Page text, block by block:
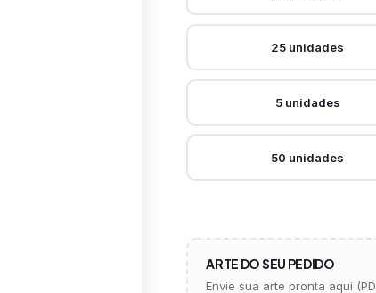
25 unidades
5 unidades
50 unidades
ARTE DO SEU PEDIDO
Envie sua arte pronta aqui